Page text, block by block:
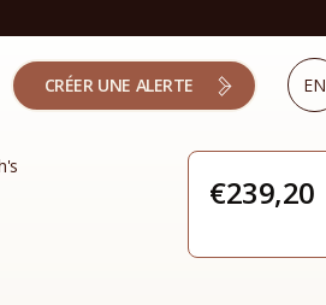
CRÉER UNE ALERTE EN
€239,20